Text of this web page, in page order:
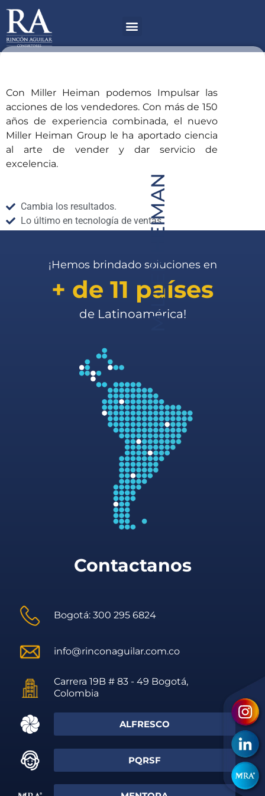
contenido
Menú
MILLER HEIMAN
Con Miller Heiman podemos Impulsar las
acciones de los vendedores. Con más de 150
años de experiencia combinada, el nuevo
Miller Heiman Group le ha aportado ciencia
al arte de vender y dar servicio de
excelencia.
Cambia los resultados.
Lo último en tecnología de ventas.
¡Hemos brindado soluciones en
+ de 11 países
de Latinoamérica!
Contactanos
Bogotá: 300 295 6824
info@rinconaguilar.com.co
Carrera 19B # 83 - 49 Bogotá,
Colombia
ALFRESCO
PQRSF